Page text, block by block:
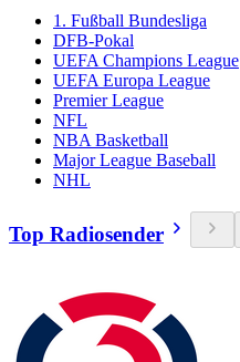
1. Fußball Bundesliga
DFB-Pokal
UEFA Champions League
UEFA Europa League
Premier League
NFL
NBA Basketball
Major League Baseball
NHL
Top Radiosender